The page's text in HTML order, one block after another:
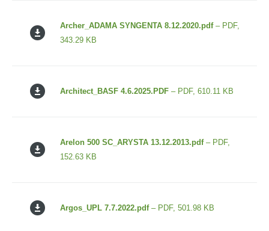
Archer_ADAMA SYNGENTA 8.12.2020.pdf– PDF,
343.29 KB
Architect_BASF 4.6.2025.PDF – PDF, 610.11 KB
Arelon 500 SC_ARYSTA 13.12.2013.pdf– PDF,
152.63 KB
Argos_UPL 7.7.2022.pdf– PDF, 501.98 KB